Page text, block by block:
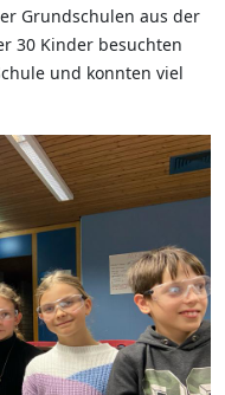
Grundschulen aus der
30 Kinder besuchten
und konnten viel